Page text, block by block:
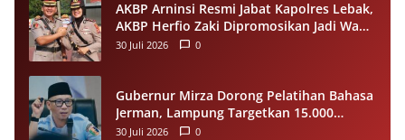
AKBP Arninsi Resmi Jabat Kapolres Lebak,
AKBP Herfio Zaki Dipromosikan Jadi Wadir
Reskrimsus Polda Banten
30 Juli 2026 0
Gubernur Mirza Dorong Pelatihan Bahasa
Jerman, Lampung Targetkan 15.000
Pekerja Terampil ke Luar Negeri per
30 Juli 2026 0